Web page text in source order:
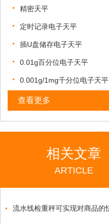
精密天平
定时记录电子天平
插U盘储存电子天平
0.01g百分位电子天平
0.001g/1mg千分位电子天平
查看更多
相关文章
ARTICLE